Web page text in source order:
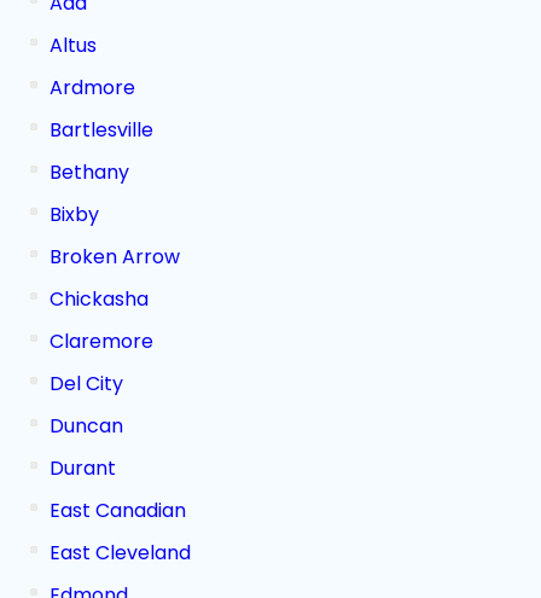
Altus
Ardmore
Bartlesville
Bethany
Bixby
Broken Arrow
Chickasha
Claremore
Del City
Duncan
Durant
East Canadian
East Cleveland